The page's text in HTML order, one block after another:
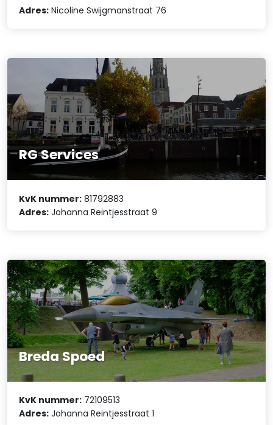
Adres: Nicoline Swijgmanstraat 76
RG Services
KvK nummer: 81792883
Adres: Johanna Reintjesstraat 9
Breda Spoed
KvK nummer: 72109513
Adres: Johanna Reintjesstraat 1